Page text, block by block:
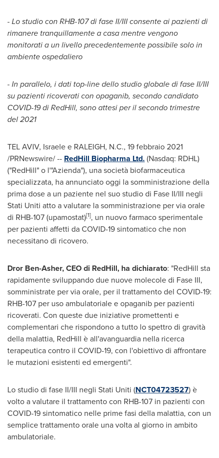
-Lo studio con RHB-107 di fase II/III consente ai pazienti di
rimanere tranquillamente a casa mentre vengono
monitorati a un livello precedentemente possibile solo in
ambiente ospedaliero
-In parallelo, i dati top-line dello studio globale di fase II/III
su pazienti ricoverati con opaganib, secondo candidato
COVID-19 di RedHill, sono attesi per il secondo trimestre
del 2021
TEL AVIV, Israele e RALEIGH, N.C., 19 febbraio 2021
/PRNewswire/ -- RedHill Biopharma Ltd.(Nasdaq: RDHL)
("RedHill" o l'"Azienda"), una società biofarmaceutica
specializzata, ha annunciato oggi la somministrazione della
prima dose a un paziente nel suo studio di Fase II/III negli
Stati Uniti atto a valutare la somministrazione per via orale
di RHB-107 (upamostat)[1], un nuovo farmaco sperimentale
per pazienti affetti da COVID-19 sintomatico che non
necessitano di ricovero.
Dror Ben-Asher, CEOdi RedHill, ha dichiarato: "RedHill sta
rapidamente sviluppando due nuove molecole di Fase III,
somministrate per via orale, per il trattamento del COVID-19:
RHB-107 per uso ambulatoriale e opaganib per pazienti
ricoverati. Con queste due iniziative promettenti e
complementari che rispondono a tutto lo spettro di gravità
della malattia, RedHill è all'avanguardia nella ricerca
terapeutica contro il COVID-19, con l'obiettivo di affrontare
le mutazioni esistenti ed emergenti".
Lo studio di fase II/III negli Stati Uniti (NCT04723527) è
volto a valutare il trattamento con RHB-107 in pazienti con
COVID-19 sintomatico nelle prime fasi della malattia, con un
semplice trattamento orale una volta al giorno in ambito
ambulatoriale.